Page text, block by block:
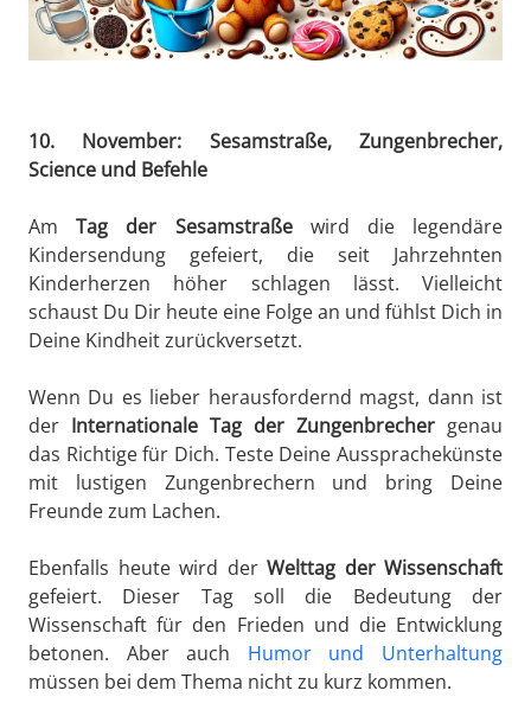
10. November: Sesamstraße, Zungenbrecher,
Science und Befehle
AmTag der Sesamstraßewird die legendäre
Kindersendung gefeiert, die seit Jahrzehnten
Kinderherzen höher schlagen lässt. Vielleicht
schaust Du Dir heute eine Folge an und fühlst Dich in
Deine Kindheit zurückversetzt.
Wenn Du es lieber herausfordernd magst, dann ist
der Internationale Tag der Zungenbrecher genau
das Richtige für Dich. Teste Deine Aussprachekünste
mit lustigen Zungenbrechern und bring Deine
Freunde zum Lachen.
Ebenfalls heute wird der Welttag der Wissenschaft
gefeiert. Dieser Tag soll die Bedeutung der
Wissenschaft für den Frieden und die Entwicklung
betonen. Aber auch Humor und Unterhaltung
müssen bei dem Thema nicht zu kurz kommen.